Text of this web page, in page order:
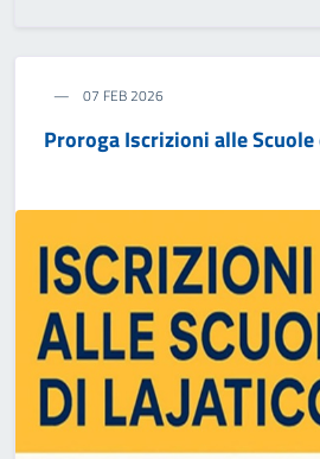
07 FEB 2026
Proroga Iscrizioni alle